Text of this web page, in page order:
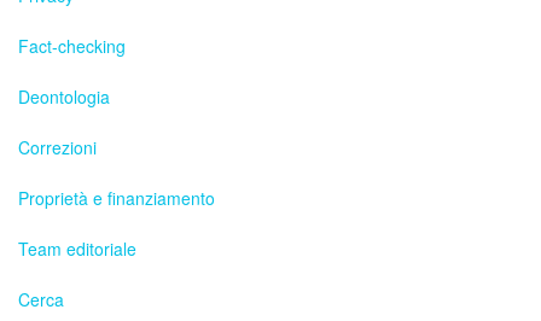
Fact-checking
Deontologia
Correzioni
Proprietà e finanziamento
Team editoriale
Cerca